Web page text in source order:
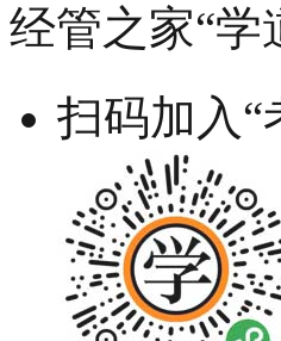
经管之家“学
扫码加入“